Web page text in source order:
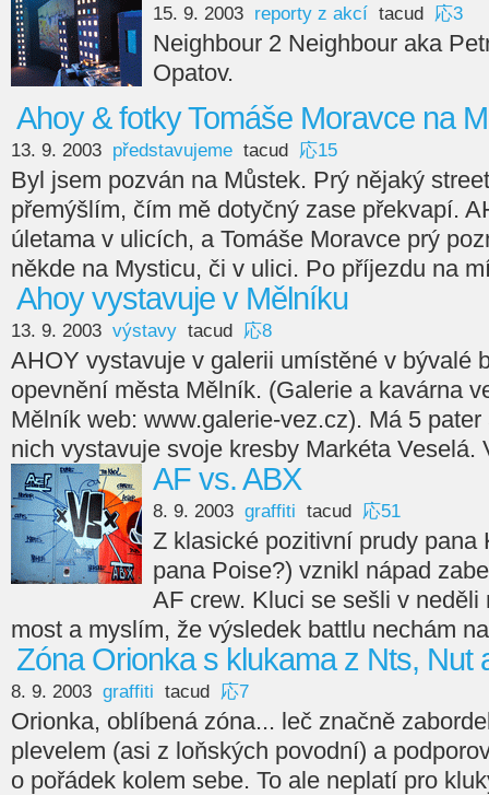
15. 9. 2003 reporty z akcí tacud 応3
Neighbour 2 Neighbour aka
Opatov.
Ahoy & fotky Tomáše Moravce na
13. 9. 2003 představujeme tacud 応15
Byl jsem pozván na Můstek. Prý nějaký
přemýšlím, čím mě dotyčný zase překvapí.
úletama v ulicích, a Tomáše Moravce prý
někde na Mysticu, či v ulici. Po příjezdu na
Ahoy vystavuje v Mělníku
13. 9. 2003 výstavy tacud 応8
AHOY vystavuje v galerii umístěné v bývalé
opevnění města Mělník. (Galerie a kavárna
Mělník web: www.galerie-vez.cz). Má 5
nich vystavuje svoje kresby Markéta Veselá.
AF vs. ABX
8. 9. 2003 graffiti tacud 応51
Z klasické pozitivní prudy pana
pana Poise?) vznikl nápad
AF crew. Kluci se sešli v
most a myslím, že výsledek battlu nechám
Zóna Orionka s klukama z Nts, Nut
8. 9. 2003 graffiti tacud 応7
Orionka, oblíbená zóna... leč značně
plevelem (asi z loňských povodní) a
o pořádek kolem sebe. To ale neplatí pro